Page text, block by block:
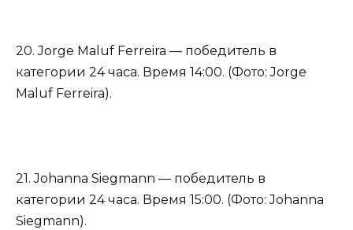
20. Jorge Maluf Ferreira — победитель в
категории 24 часа. Время 14:00. (Фото: Jorge
Maluf Ferreira).
21. Johanna Siegmann — победитель в
категории 24 часа. Время 15:00. (Фото: Johanna
Siegmann).